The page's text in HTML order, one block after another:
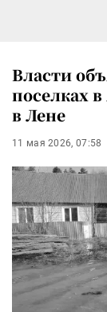
Власти
поселках
в Лене
11 мая 2026, 07:58